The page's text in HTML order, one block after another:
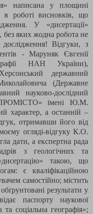
написана у площині
в роботі висновків, що
У «дисертації»
без яких жодна робота не
Відгуки, з
- Маруняк Євгенії
НАН України),
державний
(Державне
науково-дослідний
імені Ю.М.
характер, а останній –
отримавши його від
огляді-відгуку К.О.
дати, а експертна рада
з геологічних та
такою, що
є кваліфікаційною
самостійно; містить
результати у
паспорту наукової
соціальна географія»;